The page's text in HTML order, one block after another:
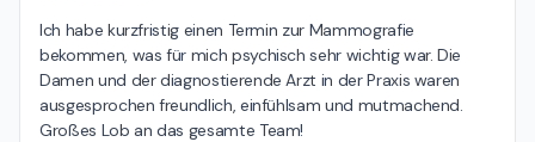
Ich habe kurzfristig einen Termin zur Mammografie
bekommen, was für mich psychisch sehr wichtig war. Die
Damen und der diagnostierende Arzt in der Praxis waren
ausgesprochen freundlich, einfühlsam und mutmachend.
Großes Lob an das gesamte Team!